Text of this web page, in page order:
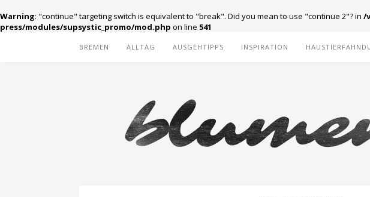
Warning: "continue" targeting switch is equivalent to "break". Did you mean to use "continue 2"? in /
press/modules/supsystic_promo/mod.php on line 541
BREMEN ALLTAG AUSGEHTIPPS INSPIRATION